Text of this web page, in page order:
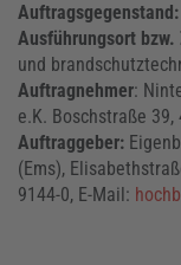
Auftragsgegenstand:
Ausführungsort
und
Auftragnehmer:
e.K. Boschstraße
Auftraggeber:
(Ems),
9144-0, E-Mail: